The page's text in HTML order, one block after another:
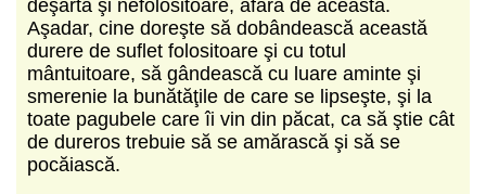
deşartă şi nefolositoare, afară de aceasta.
Aşadar, cine doreşte să dobândească această
durere de suflet folositoare şi cu totul
mântuitoare, să gândească cu luare aminte şi
smerenie la bunătăţile de care se lipseşte, şi la
toate pagubele care îi vin din păcat, ca să ştie cât
de dureros trebuie să se amărască şi să se
pocăiască.